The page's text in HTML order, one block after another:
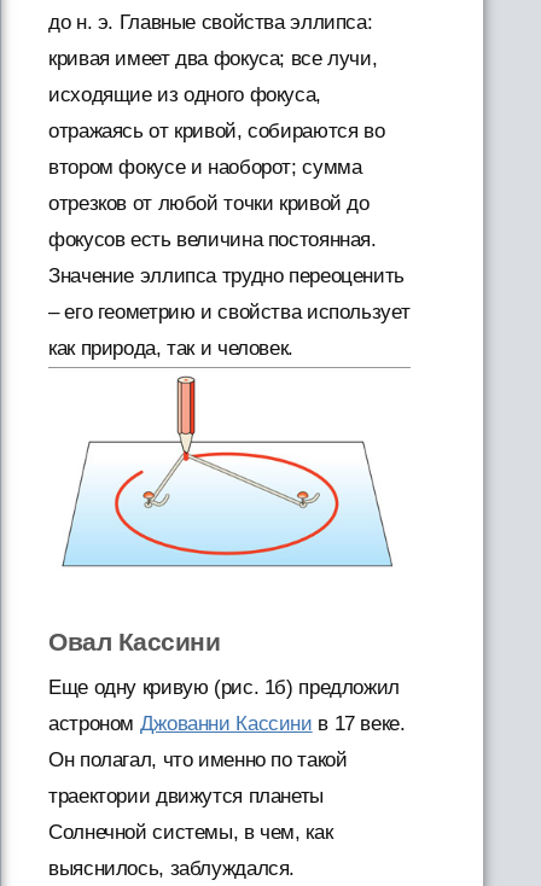
до н. э. Главные свойства эллипса:
кривая имеет два фокуса; все лучи,
исходящие из одного фокуса,
отражаясь от кривой, собираются во
втором фокусе и наоборот; сумма
отрезков от любой точки кривой до
фокусов есть величина постоянная.
Значение эллипса трудно переоценить
– его геометрию и свойства использует
как природа, так и человек.
Овал Кассини
Еще одну кривую (рис. 1б) предложил
астроном Джованни Кассини в 17 веке.
Он полагал, что именно по такой
траектории движутся планеты
Солнечной системы, в чем, как
выяснилось, заблуждался.